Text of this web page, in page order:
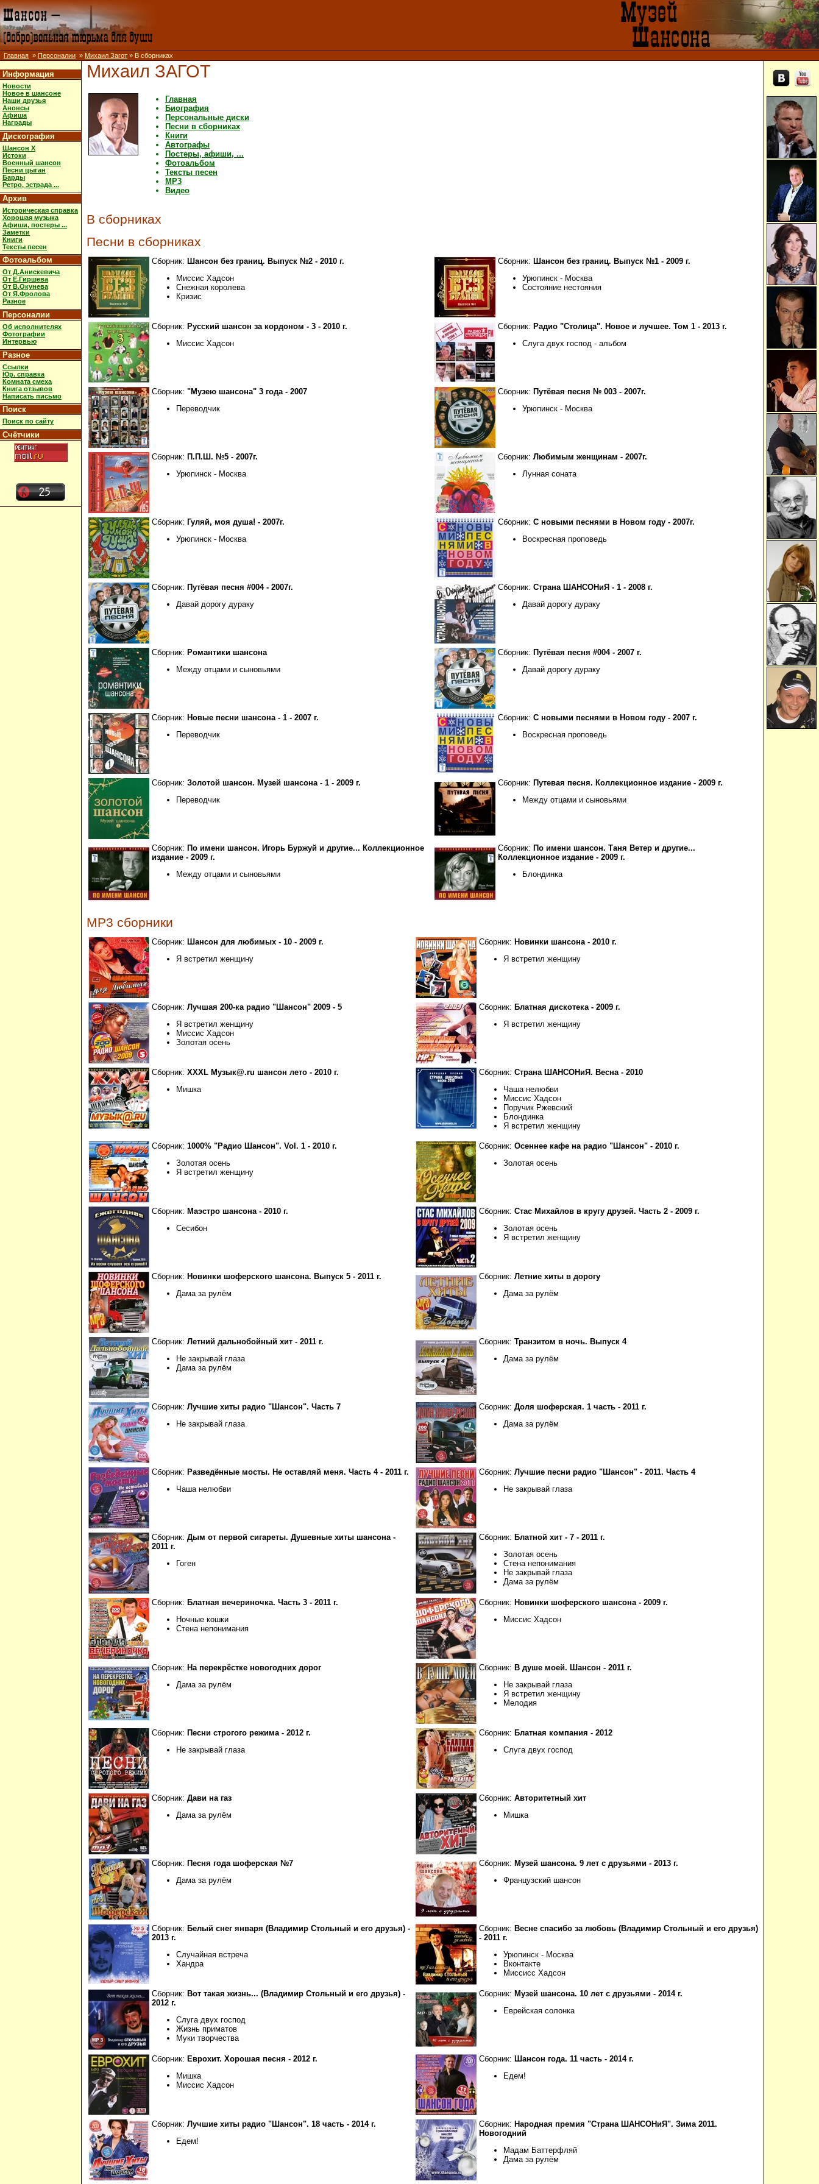
Главная » Персоналии » Михаил Загот » В сборниках
Информация
Новости
Новое в шансоне
Наши друзья
Анонсы
Афиша
Награды
Дискография
Шансон X
Истоки
Военный шансон
Песни цыган
Барды
Ретро, эстрада ...
Архив
Историческая справка
Хорошая музыка
Афиши, постеры ...
Заметки
Книги
Тексты песен
Фотоальбом
От Д.Анискевича
От Е.Гиршева
От В.Окунева
От Я.Фролова
Разное
Персоналии
Об исполнителях
Фотографии
Интервью
Разное
Ссылки
Юр. справка
Комната смеха
Книга отзывов
Написать письмо
Поиск
Поиск по сайту
Счётчики
Михаил ЗАГОТ
Главная
Биография
Персональные диски
Песни в сборниках
Книги
Автографы
Постеры, афиши, ...
Фотоальбом
Тексты песен
MP3
Видео
В сборниках
Песни в сборниках
Сборник: Шансон без границ. Выпуск №2 - 2010 г.
Миссис Хадсон
Снежная королева
Кризис
Сборник: Шансон без границ. Выпуск №1 - 2009 г.
Урюпинск - Москва
Состояние нестояния
Сборник: Русский шансон за кордоном - 3 - 2010 г.
Миссис Хадсон
Сборник: Радио "Столица". Новое и лучшее. Том 1 - 2013 г.
Слуга двух господ - альбом
Сборник: "Музею шансона" 3 года - 2007
Переводчик
Сборник: Путёвая песня № 003 - 2007г.
Урюпинск - Москва
Сборник: П.П.Ш. №5 - 2007г.
Урюпинск - Москва
Сборник: Любимым женщинам - 2007г.
Лунная соната
Сборник: Гуляй, моя душа! - 2007г.
Урюпинск - Москва
Сборник: С новыми песнями в Новом году - 2007г.
Воскресная проповедь
Сборник: Путёвая песня #004 - 2007г.
Давай дорогу дураку
Сборник: Страна ШАНСОНиЯ - 1 - 2008 г.
Давай дорогу дураку
Сборник: Романтики шансона
Между отцами и сыновьями
Сборник: Путёвая песня #004 - 2007 г.
Давай дорогу дураку
Сборник: Новые песни шансона - 1 - 2007 г.
Переводчик
Сборник: С новыми песнями в Новом году - 2007 г.
Воскресная проповедь
Сборник: Золотой шансон. Музей шансона - 1 - 2009 г.
Переводчик
Сборник: Путевая песня. Коллекционное издание - 2009 г.
Между отцами и сыновьями
Сборник: По имени шансон. Игорь Буржуй и другие... Коллекционное
издание - 2009 г.
Между отцами и сыновьями
Сборник: По имени шансон. Таня Ветер и другие...
Коллекционное издание - 2009 г.
Блондинка
MP3 сборники
Сборник: Шансон для любимых - 10 - 2009 г.
Я встретил женщину
Сборник: Новинки шансона - 2010 г.
Я встретил женщину
Сборник: Лучшая 200-ка радио "Шансон" 2009 - 5
Я встретил женщину
Миссис Хадсон
Золотая осень
Сборник: Блатная дискотека - 2009 г.
Я встретил женщину
Сборник: XXXL Музык@.ru шансон лето - 2010 г.
Мишка
Сборник: Страна ШАНСОНиЯ. Весна - 2010
Чаша нелюбви
Миссис Хадсон
Поручик Ржевский
Блондинка
Я встретил женщину
Сборник: 1000% "Радио Шансон". Vol. 1 - 2010 г.
Золотая осень
Я встретил женщину
Сборник: Осеннее кафе на радио "Шансон" - 2010 г.
Золотая осень
Сборник: Маэстро шансона - 2010 г.
Сесибон
Сборник: Стас Михайлов в кругу друзей. Часть 2 - 2009 г.
Золотая осень
Я встретил женщину
Сборник: Новинки шоферского шансона. Выпуск 5 - 2011 г.
Дама за рулём
Сборник: Летние хиты в дорогу
Дама за рулём
Сборник: Летний дальнобойный хит - 2011 г.
Не закрывай глаза
Дама за рулём
Сборник: Транзитом в ночь. Выпуск 4
Дама за рулём
Сборник: Лучшие хиты радио "Шансон". Часть 7
Не закрывай глаза
Сборник: Доля шоферская. 1 часть - 2011 г.
Дама за рулём
Сборник: Разведённые мосты. Не оставляй меня. Часть 4 - 2011 г.
Чаша нелюбви
Сборник: Лучшие песни радио "Шансон" - 2011. Часть 4
Не закрывай глаза
Сборник: Дым от первой сигареты. Душевные хиты шансона -
2011 г.
Гоген
Сборник: Блатной хит - 7 - 2011 г.
Золотая осень
Стена непонимания
Не закрывай глаза
Дама за рулём
Сборник: Блатная вечериночка. Часть 3 - 2011 г.
Ночные кошки
Стена непонимания
Сборник: Новинки шоферского шансона - 2009 г.
Миссис Хадсон
Сборник: На перекрёстке новогодних дорог
Дама за рулём
Сборник: В душе моей. Шансон - 2011 г.
Не закрывай глаза
Я встретил женщину
Мелодия
Сборник: Песни строгого режима - 2012 г.
Не закрывай глаза
Сборник: Блатная компания - 2012
Слуга двух господ
Сборник: Дави на газ
Дама за рулём
Сборник: Авторитетный хит
Мишка
Сборник: Песня года шоферская №7
Дама за рулём
Сборник: Музей шансона. 9 лет с друзьями - 2013 г.
Французский шансон
Сборник: Белый снег января (Владимир Стольный и его друзья) -
2013 г.
Случайная встреча
Хандра
Сборник: Весне спасибо за любовь (Владимир Стольный и его друзья)
- 2011 г.
Урюпинск - Москва
Вконтакте
Миссисс Хадсон
Сборник: Вот такая жизнь... (Владимир Стольный и его друзья) -
2012 г.
Слуга двух господ
Жизнь приматов
Муки творчества
Сборник: Музей шансона. 10 лет с друзьями - 2014 г.
Еврейская солонка
Сборник: Еврохит. Хорошая песня - 2012 г.
Мишка
Миссис Хадсон
Сборник: Шансон года. 11 часть - 2014 г.
Едем!
Сборник: Лучшие хиты радио "Шансон". 18 часть - 2014 г.
Едем!
Сборник: Народная премия "Страна ШАНСОНиЯ". Зима 2011.
Новогодний
Мадам Баттерфляй
Дама за рулём